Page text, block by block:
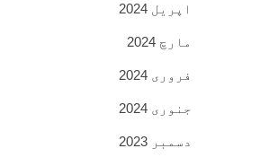
اپریل 2024
مارچ 2024
فروری 2024
جنوری 2024
دسمبر 2023